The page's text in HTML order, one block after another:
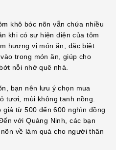
khô bóc nõn vẫn chứa nhiều
khi có sự hiện diện của tôm
hương vị món ăn, đặc biệt
trong món ăn, giúp cho
nỗi nhớ quê nhà.
bạn nên lưu ý chọn mua
tươi, mùi không tanh nồng.
giá từ 500 đến 600 nghìn đồng
với Quảng Ninh, các bạn
về làm quà cho người thân